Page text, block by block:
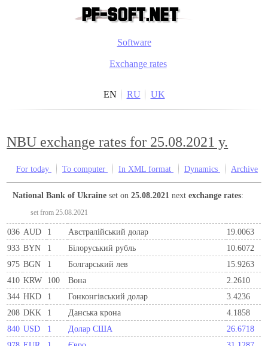
Software
Exchange rates
EN RU UK
NBU exchange rates for 25.08.2021 y.
For today To computer In XML format Dynamics Archive
National Bank of Ukraine set on25.08.2021 nextexchange rates:
set from 25.08.2021
036 AUD 1 Австралійський долар
19.0063
933 BYN 1 Бiлоруський рубль
10.6072
975 BGN 1 Болгарський лев
15.9263
410 KRW 100 Вона
2.2610
344 HKD 1 Гонконгівський долар
3.4236
208 DKK 1 Данська крона
4.1858
840 USD 1 Долар США
26.6718